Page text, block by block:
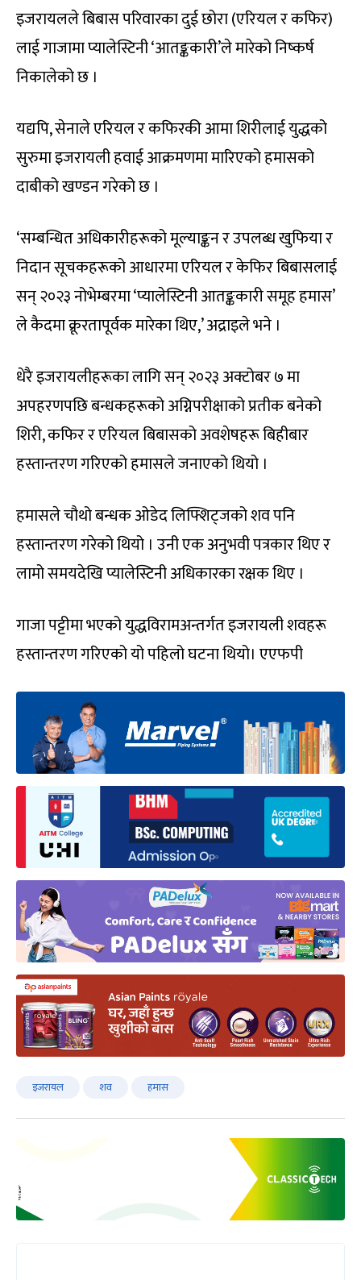
इजरायलले बिबास परिवारका दुई छोरा (एरियल र कफिर)
लाई गाजामा प्यालेस्टिनी ‘आतङ्ककारी’ले मारेको निष्कर्ष
निकालेको छ ।
यद्यपि, सेनाले एरियल र कफिरकी आमा शिरीलाई युद्धको
सुरुमा इजरायली हवाई आक्रमणमा मारिएको हमासको
दाबीको खण्डन गरेको छ ।
‘सम्बन्धित अधिकारीहरूको मूल्याङ्कन र उपलब्ध खुफिया र
निदान सूचकहरूको आधारमा एरियल र केफिर बिबासलाई
सन् २०२३ नोभेम्बरमा ‘प्यालेस्टिनी आतङ्ककारी समूह हमास’
ले कैदमा क्रूरतापूर्वक मारेका थिए,’ अद्राइले भने ।
धेरै इजरायलीहरूका लागि सन् २०२३ अक्टोबर ७ मा
अपहरणपछि बन्धकहरूको अग्निपरीक्षाको प्रतीक बनेको
शिरी, कफिर र एरियल बिबासको अवशेषहरू बिहीबार
हस्तान्तरण गरिएको हमासले जनाएको थियो ।
हमासले चौथो बन्धक ओडेद लिफ्शिट्जको शव पनि
हस्तान्तरण गरेको थियो । उनी एक अनुभवी पत्रकार थिए र
लामो समयदेखि प्यालेस्टिनी अधिकारका रक्षक थिए ।
गाजा पट्टीमा भएको युद्धविरामअन्तर्गत इजरायली शवहरू
हस्तान्तरण गरिएको यो पहिलो घटना थियो। एएफपी
इजरायल शव हमास